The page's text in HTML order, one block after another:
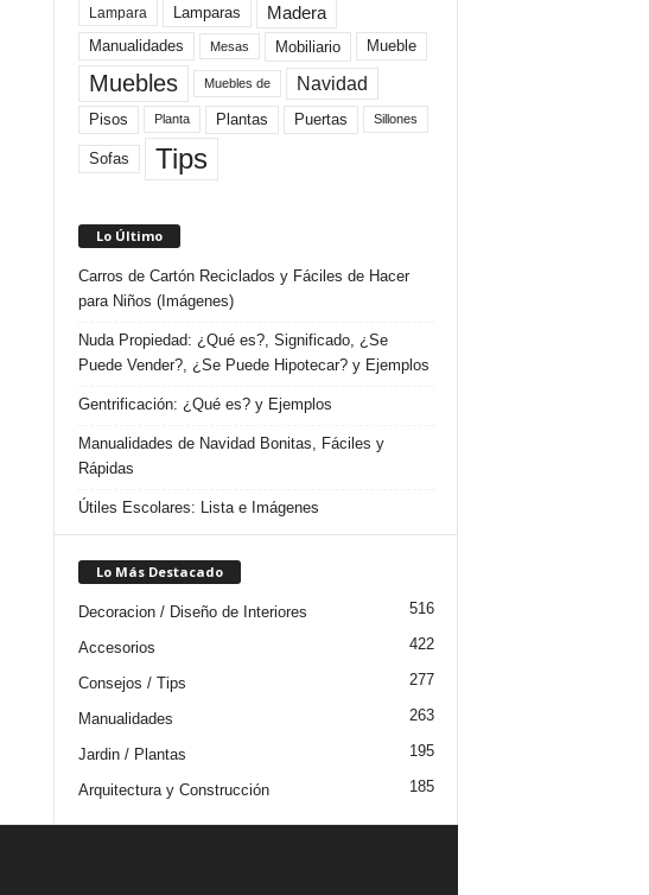
Lampara Lamparas Madera
Manualidades Mesas Mobiliario Mueble
Muebles Muebles de Navidad
Pisos Planta Plantas Puertas Sillones
Sofas Tips
Lo Último
Carros de Cartón Reciclados y Fáciles de Hacer
para Niños (Imágenes)
Nuda Propiedad: ¿Qué es?, Significado, ¿Se
Puede Vender?, ¿Se Puede Hipotecar? y Ejemplos
Gentrificación: ¿Qué es? y Ejemplos
Manualidades de Navidad Bonitas, Fáciles y
Rápidas
Útiles Escolares: Lista e Imágenes
Lo Más Destacado
Decoracion / Diseño de Interiores 516
Accesorios 422
Consejos / Tips 277
Manualidades 263
Jardin / Plantas 195
Arquitectura y Construcción 185